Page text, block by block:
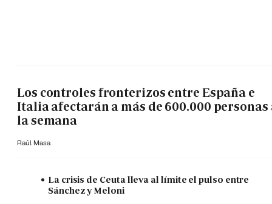
Los controles fronterizos entre España e
Italia afectarán a más de 600.000 personas
la semana
Raúl Masa
La crisis de Ceuta lleva al límite el pulso entre
Sánchez y Meloni